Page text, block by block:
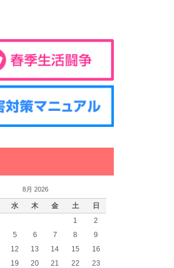
8月 2026
水 木 金 土
日
1
2
5 6 7 8
9
12 13 14 15
16
19 20 21 22
23